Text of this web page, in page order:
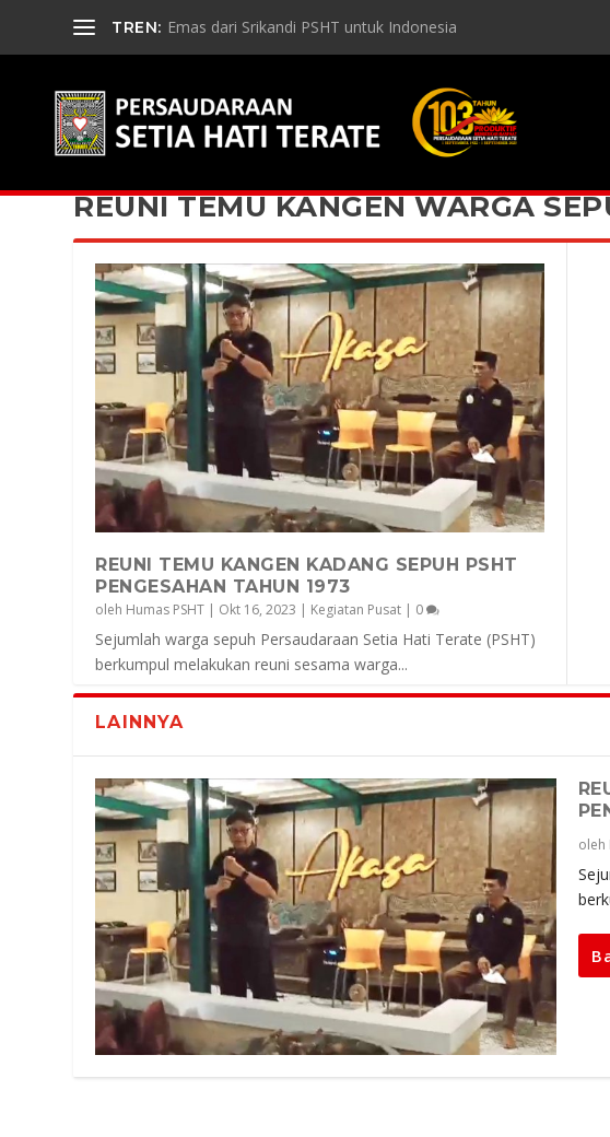
TREN: Emas dari Srikandi PSHT untuk Indonesia
REUNI TEMU KANGEN WARGA
REUNI TEMU KANGEN KADANG SEPUH PSHT
PENGESAHAN TAHUN 1973
oleh Humas PSHT | Okt 16, 2023 | Kegiatan Pusat | 0
Sejumlah warga sepuh Persaudaraan Setia Hati Terate (PSHT)
berkumpul melakukan reuni sesama warga...
LAINNYA
oleh